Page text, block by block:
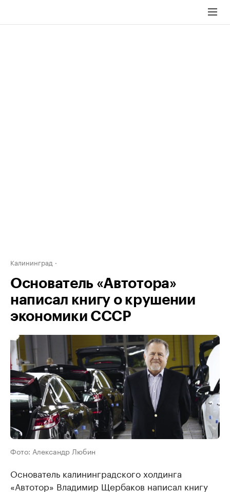
Калининград
Основатель «Автотора»
написал книгу о крушении
экономики СССР
Фото: Александр Любин
Основатель калининградского холдинга
«Автотор» Владимир Щербаков написал книгу